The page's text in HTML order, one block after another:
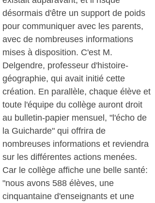
désormais d'être un support de poids
pour communiquer avec les parents,
avec de nombreuses informations
mises à disposition. C'est M.
Delgendre, professeur d'histoire-
géographie, qui avait initié cette
création. En parallèle, chaque élève et
toute l'équipe du collège auront droit
au bulletin-papier mensuel, "l'écho de
la Guicharde" qui offrira de
nombreuses informations et reviendra
sur les différentes actions menées.
Car le collège affiche une belle santé:
"nous avons 588 élèves, une
cinquantaine d'enseignants et une